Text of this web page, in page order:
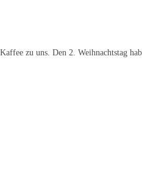
zu uns. Den 2. Weihnachtstag